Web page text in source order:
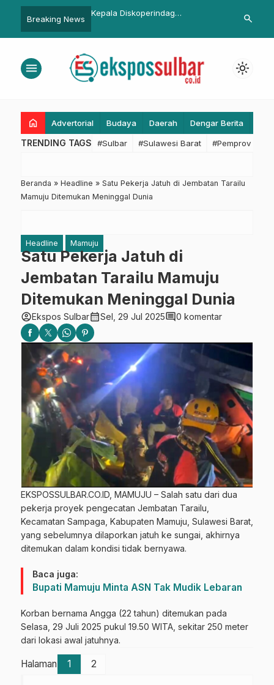
Breaking News
Lemdiklat Polri,
untuk SDM Polri
Kepala Diskoperindag
Geger,
search
menu light_mode
home Advertorial Budaya Daerah Dengar Berita
TRENDING TAGS #Sulbar #Sulawesi Barat #Pemprov
Beranda » Headline » Satu Pekerja Jatuh di Jembatan Tarailu
Mamuju Ditemukan Meninggal Dunia
Headline Mamuju
Satu Pekerja Jatuh di
Jembatan Tarailu Mamuju
Ditemukan Meninggal Dunia
account_circleEkspos Sulbarcalendar_monthSel, 29 Jul 2025comment0 komentar
EKSPOSSULBAR.CO.ID, MAMUJU – Salah satu dari dua
pekerja proyek pengecatan Jembatan Tarailu,
Kecamatan Sampaga, Kabupaten Mamuju, Sulawesi Barat,
yang sebelumnya dilaporkan jatuh ke sungai, akhirnya
ditemukan dalam kondisi tidak bernyawa.
Baca juga:
Bupati Mamuju Minta ASN Tak Mudik Lebaran
Korban bernama Angga (22 tahun) ditemukan pada
Selasa, 29 Juli 2025 pukul 19.50 WITA, sekitar 250 meter
dari lokasi awal jatuhnya.
Halaman 1 2